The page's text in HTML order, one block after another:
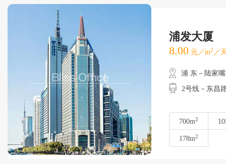
浦发大厦
8.00 元／m2 ／
浦 东－陆家嘴
2号线－东昌
700m2
178m2